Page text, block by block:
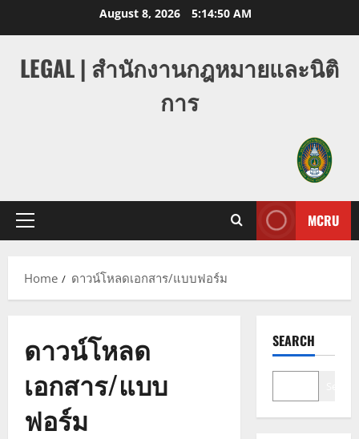
August 8, 2026 5:14:50 AM
LEGAL | สำนักงานกฎหมายและนิติ
การ
Primary
MCRU
Home ดาวน์โหลดเอกสาร/แบบฟอร์ม
ดาวน์โหลด
เอกสาร/แบบ
ฟอร์ม
SEARCH